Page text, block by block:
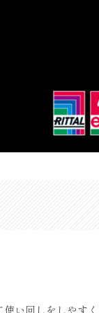
い回しをしやす